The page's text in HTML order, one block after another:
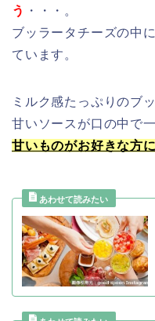
う
・・・。
ブッラータチーズの中
ています。
ミルク感たっぷりのブ
甘いソースが口の中で
甘いものがお好きな方